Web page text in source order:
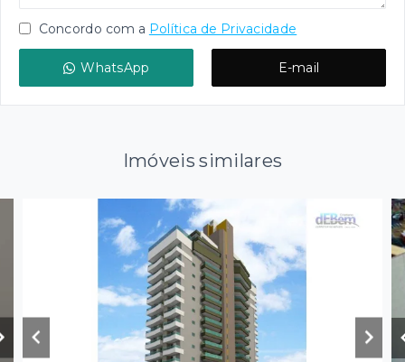
Concordo com a Política de Privacidade
WhatsApp E-mail
Imóveis similares